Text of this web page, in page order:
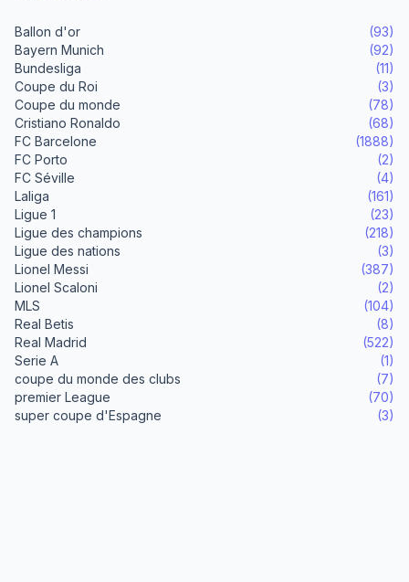
Ballon d'or
(93)
Bayern Munich
(92)
Bundesliga
(11)
Coupe du Roi
(3)
Coupe du monde
(78)
Cristiano Ronaldo
(68)
FC Barcelone
(1888)
FC Porto
(2)
FC Séville
(4)
Laliga
(161)
Ligue 1
(23)
Ligue des champions
(218)
Ligue des nations
(3)
Lionel Messi
(387)
Lionel Scaloni
(2)
MLS
(104)
Real Betis
(8)
Real Madrid
(522)
Serie A
(1)
coupe du monde des clubs
(7)
premier League
(70)
super coupe d'Espagne
(3)